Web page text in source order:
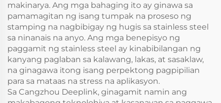
makinarya. Ang mga bahaging ito ay ginawa sa
pamamagitan ng isang tumpak na proseso ng
stamping na nagbibigay ng hugis sa stainless steel
sa ninanais na anyo. Ang mga benepisyo ng
paggamit ng stainless steel ay kinabibilangan ng
kanyang paglaban sa kalawang, lakas, at sasaklaw,
na ginagawa itong isang perpektong pagpipilian
para sa mataas na stress na aplikasyon.
Sa Cangzhou Deeplink, ginagamit namin ang